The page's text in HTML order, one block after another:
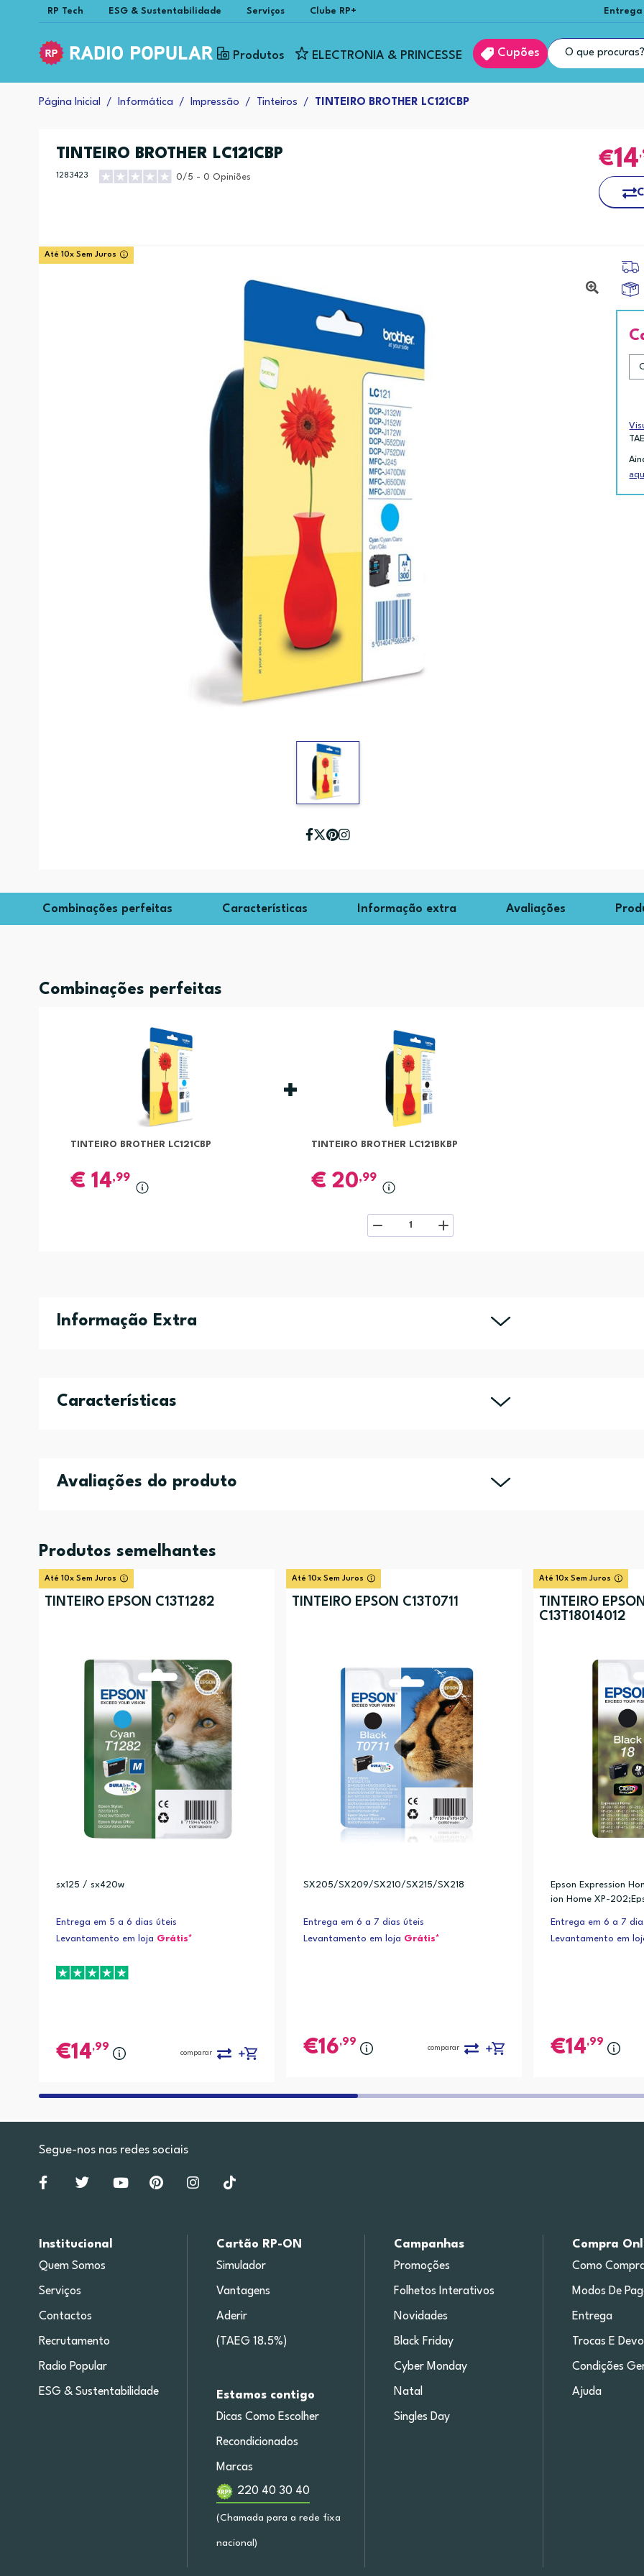
RP Tech ESG & Sustentabilidade Serviços Clube RP+
Produtos ELECTRONIA & PRINCESSE Cupões
Página Inicial Informática Impressão Tinteiros TINTEIRO BROTHER LC121CBP
TINTEIRO BROTHER LC121CBP
1283423 0/5 - 0 Opiniões
14
Até 10x Sem Juros
Combinações perfeitas Características Informação extra Avaliações
Combinações perfeitas
TINTEIRO BROTHER LC121CBP
€ 14,99
TINTEIRO BROTHER LC121BKBP
€ 20,99
1
Informação Extra
Características
Avaliações do produto
Produtos semelhantes
Até 10x Sem Juros
TINTEIRO EPSON C13T1282
sx125 / sx420w
Entrega em 5 a 6 dias úteis
Levantamento em loja Grátis*
14,99
comparar
Até 10x Sem Juros
TINTEIRO EPSON C13T0711
SX205/SX209/SX210/SX215/SX218
Entrega em 6 a 7 dias úteis
Levantamento em loja Grátis*
16,99
comparar
Até 10x Sem Juros
TINTEIRO
C13T18014012
Epson Expression
ion Home XP-
Entrega em 6 a 7
Levantamento em
14,99
Segue-nos nas redes sociais
Institucional
Quem Somos
Serviços
Contactos
Recrutamento
Radio Popular
ESG & Sustentabilidade
Cartão RP-ON
Simulador
Vantagens
Aderir
(TAEG 18.5%)
Estamos contigo
Dicas Como Escolher
Recondicionados
Marcas
220 40 30 40
(Chamada para a rede fixa
nacional)
Campanhas
Promoções
Folhetos Interativos
Novidades
Black Friday
Cyber Monday
Natal
Singles Day
Compra
Como
Modos De
Entrega
Trocas E
Condições
Ajuda